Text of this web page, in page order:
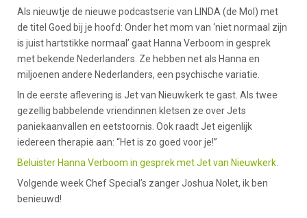
Als nieuwtje de nieuwe podcastserie van LINDA (de Mol) met
de titel Goed bij je hoofd: Onder het mom van ‘niet normaal zijn
is juist hartstikke normaal’ gaat Hanna Verboom in gesprek
met bekende Nederlanders. Ze hebben net als Hanna en
miljoenen andere Nederlanders, een psychische variatie.
In de eerste aflevering is Jet van Nieuwkerk te gast. Als twee
gezellig babbelende vriendinnen kletsen ze over Jets
paniekaanvallen en eetstoornis. Ook raadt Jet eigenlijk
iedereen therapie aan: “Het is zo goed voor je!”
Beluister Hanna Verboom in gesprek met Jet van Nieuwkerk
Volgende week Chef Special’s zanger Joshua Nolet, ik ben
benieuwd!